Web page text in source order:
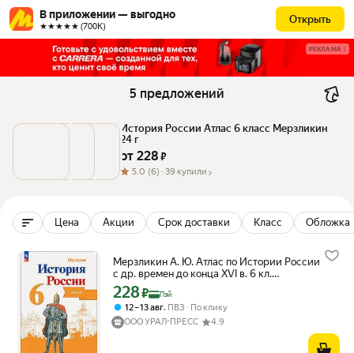
В приложении — выгодно
★★★★★ (700К)
Открыть
РЕКЛАМА
5 предложений
История России Атлас 6 класс Мерзликин
24 г
от 228 ₽
5.0 (6) · 39 купили
Цена Акции Срок доставки Класс Обложка
Мерзликин А. Ю. Атлас по Истории России
с др. времен до конца XVI в. 6 кл.
"Просвещение"
Цена с картой Яндекс Пэй 228 ₽ вместо
228₽ Пэй
12 – 13 авг, ПВЗ
По клику
ООО УРАЛ-ПРЕСС
4.9